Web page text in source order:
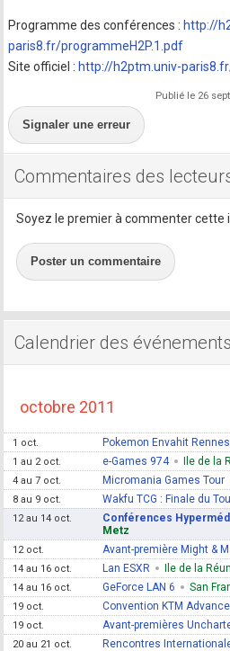
Programme des conférences : http://
paris8.fr/programmeH2P.1.pdf
Site officiel : http://h2ptm.univ-
Publié le 26
Signaler une erreur
Commentaires des
Soyez le premier à commenter cette
Poster un commentaire
Calendrier des événements
octobre 2011
1 oct. Pokemon Envahit Rennes
1 au 2 oct. e-Games 974 Ile de la
4 au 7 oct. Micromania Games Tour
8 au 9 oct. Wakfu TCG : Finale du
12 au 14 oct.
Conférences
Metz
12 oct. Avant-première Might &
14 au 16 oct. Lan ESXR Ile de la
14 au 16 oct. GeForce LAN 6 San
19 oct. Convention KTM Advance
19 oct. Avant-premières
20 au 21 oct. Rencontres